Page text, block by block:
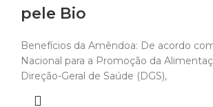
pele Bio
Benefícios da Amêndoa: De acordo
Nacional para a Promoção da
Direção-Geral de Saúde (DGS),